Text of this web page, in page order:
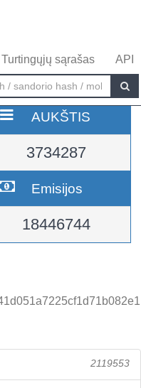
Turtingųjų sąrašas API
AUKŠTIS
3734287
Emisijos
18446744
2119553